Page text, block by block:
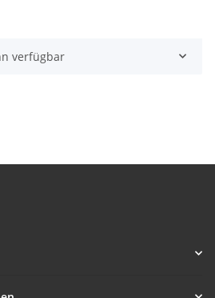
verfügbar